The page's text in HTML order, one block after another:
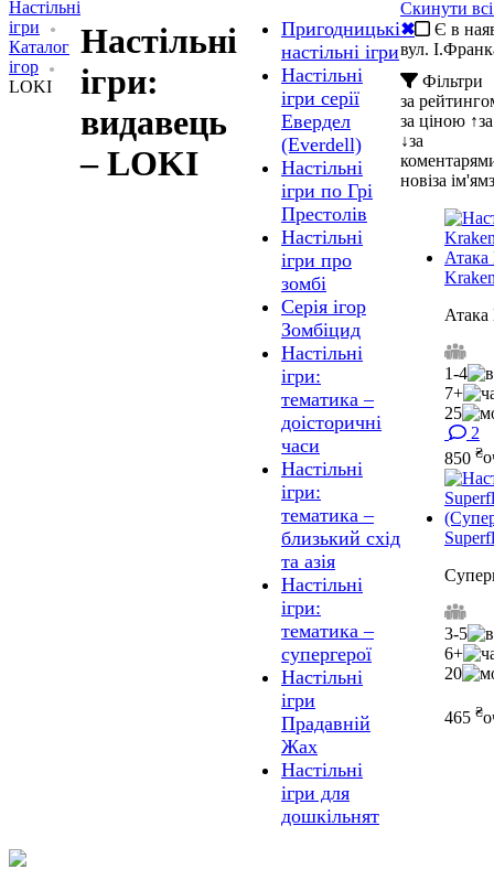
Настільні
ігри
Каталог
ігор
LOKI
Настільні
ігри:
видавець
– LOKI
Пригодницькі
настільні ігри
Настільні
ігри серії
Евердел
(Everdell)
Настільні
ігри по Грі
Престолів
Настільні
ігри про
зомбі
Серія ігор
Зомбіцид
Настільні
ігри:
тематика –
доісторичні
часи
Настільні
ігри:
тематика –
близький схід
та азія
Настільні
ігри:
тематика –
супергерої
Настільні
ігри
Прадавній
Жах
Настільні
ігри для
дошкільнят
Скинути всі
✖
Є в
вул.
Фільтри
за
за ціною ↑
↓за
новіза ім'ям
Атака
1-4
7+
25
2
850 ₴
3-5
6+
20
465 ₴